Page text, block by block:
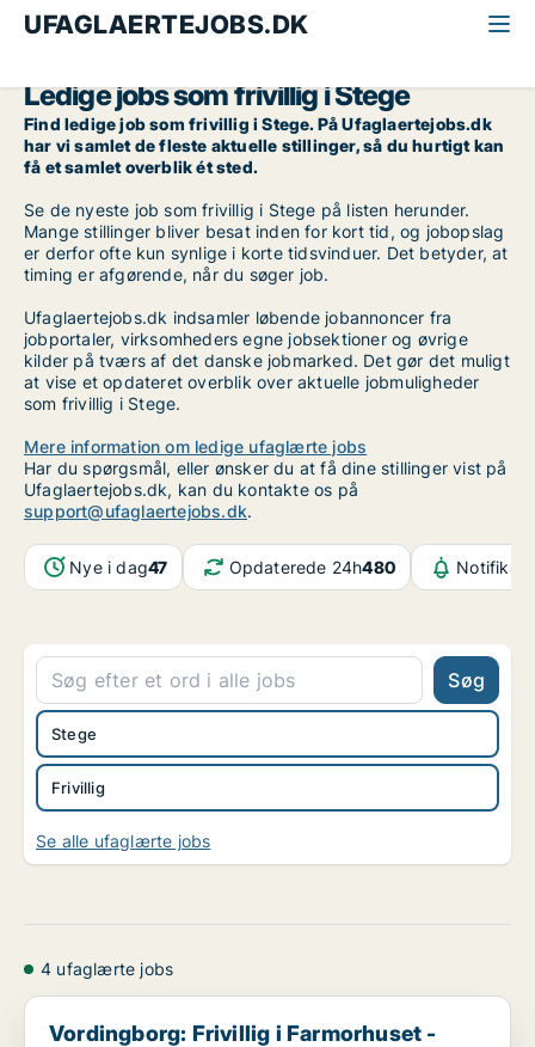
UFAGLAERTEJOBS.DK
Ledige jobs som frivillig i Stege
Find ledige job som frivillig i Stege. På Ufaglaertejobs.dk
har vi samlet de fleste aktuelle stillinger, så du hurtigt kan
få et samlet overblik ét sted.
Se de nyeste job som frivillig i Stege på listen herunder.
Mange stillinger bliver besat inden for kort tid, og jobopslag
er derfor ofte kun synlige i korte tidsvinduer. Det betyder, at
timing er afgørende, når du søger job.
Ufaglaertejobs.dk indsamler løbende jobannoncer fra
jobportaler, virksomheders egne jobsektioner og øvrige
kilder på tværs af det danske jobmarked. Det gør det muligt
at vise et opdateret overblik over aktuelle jobmuligheder
som frivillig i Stege.
Mere information om ledige ufaglærte jobs
Har du spørgsmål, eller ønsker du at få dine stillinger vist på
Ufaglaertejobs.dk, kan du kontakte os på
support@ufaglaertejobs.dk.
Nye i dag47 Opdaterede 24h480
Søg
Frivillig
Stege
Se alle ufaglærte jobs
4 ufaglærte jobs
Vordingborg: Frivillig i Farmorhuset - skab nærvær...
Vordingborg: Frivillig i Farmorhuset -